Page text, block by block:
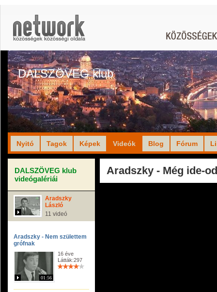
DALSZÖVEG klub
Nyitó Tagok Képek Videók Blog Fórum
DALSZÖVEG klub
videógalériái
Aradszky
László
11 videó
Aradszky - Nem születtem
grófnak
01:56
16 éve
Látták:297
Aradszky - Még ide-